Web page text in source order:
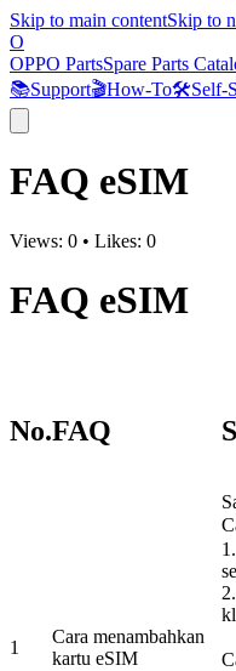
Skip to main contentSkip to
O
OPPO PartsSpare Parts
📚Support🎬How-To🛠️Self-
FAQ eSIM
Views: 0 • Likes: 0
FAQ eSIM
No.FAQ
1
Cara menambahkan
kartu eSIM